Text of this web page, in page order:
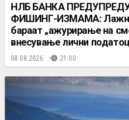
НЛБ БАНКА
ФИШИНГ-ИЗМАМА:
бараат „ажурирање на
внесување лични
08.08.2026. 21:00